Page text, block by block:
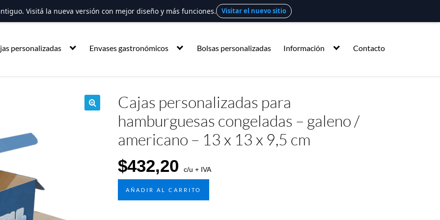
personalizadas Envases gastronómicos Bolsas personalizadas Información Contacto
Cajas personalizadas para
hamburguesas congeladas – galeno /
americano – 13 x 13 x 9,5 cm
$432,20 c/u + IVA
AÑADIR AL CARRITO
Visitá la nueva versión con mejor diseño y más funciones. Visitar el nuevo sitio